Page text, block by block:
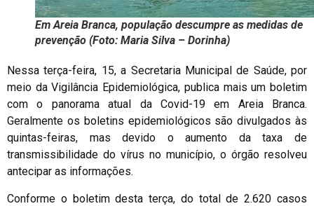
Em Areia Branca, população descumpre as medidas de
prevenção (Foto: Maria Silva – Dorinha)
Nessa terça-feira, 15, a Secretaria Municipal de Saúde, por
meio da Vigilância Epidemiológica, publica mais um boletim
com o panorama atual da Covid-19 em Areia Branca.
Geralmente os boletins epidemiológicos são divulgados às
quintas-feiras, mas devido o aumento da taxa de
transmissibilidade do vírus no município, o órgão resolveu
antecipar as informações.
Conforme o boletim desta terça, do total de 2.620 casos